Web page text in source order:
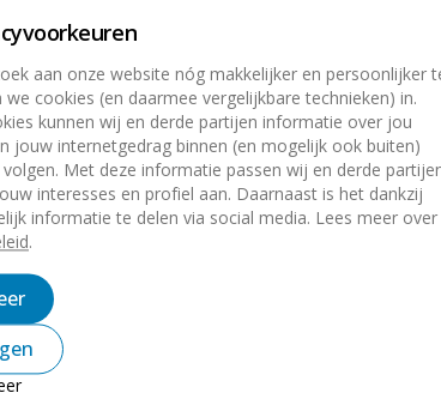
&
van de
deze
Wij
aan onze website nóg makkelijker en persoonlijker
cookies (en daarmee vergelijkbare technieken) in.
kunnen wij en derde partijen informatie over jou
jouw internetgedrag binnen (en mogelijk ook buiten)
Met deze informatie passen wij en derde
interesses en profiel aan. Daarnaast is het dankzij
informatie te delen via social media. Lees meer over
.